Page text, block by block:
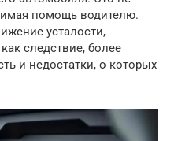
помощь водителю.
усталости,
следствие, более
и недостатки, о которых